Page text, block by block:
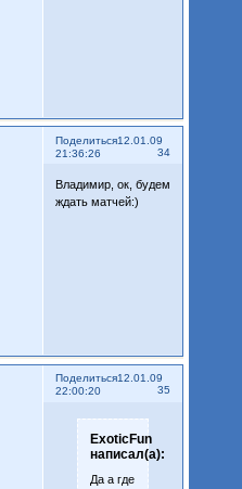
Поделиться
34
12.01.09
21:36:26
Владимир, ок, будем
ждать матчей:)
Поделиться
35
12.01.09
22:00:20
ExoticFun
написал(а):
Да а где